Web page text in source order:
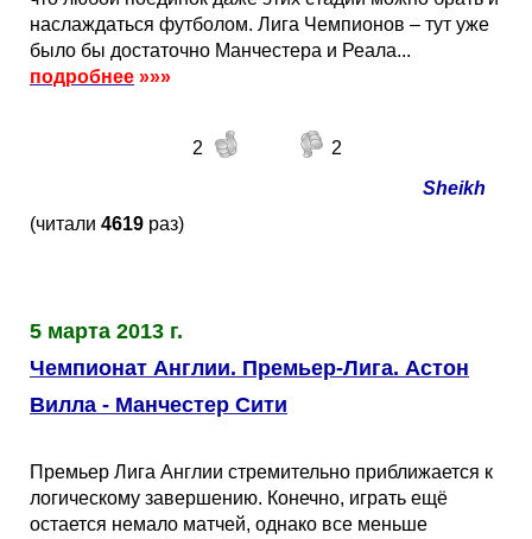
наслаждаться футболом. Лига Чемпионов – тут уже
было бы достаточно Манчестера и Реала...
подробнее »»»
2
2
Sheikh
(читали 4619 раз)
5 марта 2013 г.
Чемпионат Англии. Премьер-Лига. Астон
Вилла - Манчестер Сити
Премьер Лига Англии стремительно приближается к
логическому завершению. Конечно, играть ещё
остается немало матчей, однако все меньше